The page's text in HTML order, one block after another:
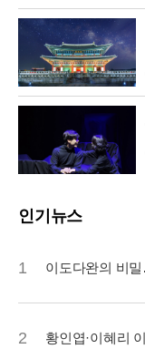
인기뉴스
1 이도다완의 비
2 황인엽·이혜리